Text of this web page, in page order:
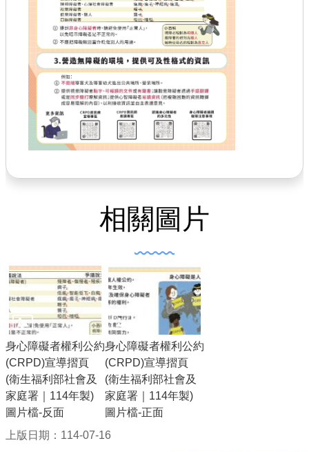
相關圖片
身心障礙者權利公約
(CRPD)宣導摺頁
(衛生福利部社會及
家庭署｜114年製)
圖片檔-反面
身心障礙者權利公約
(CRPD)宣導摺頁
(衛生福利部社會及
家庭署｜114年製)
圖片檔-正面
上版日期：114-07-16